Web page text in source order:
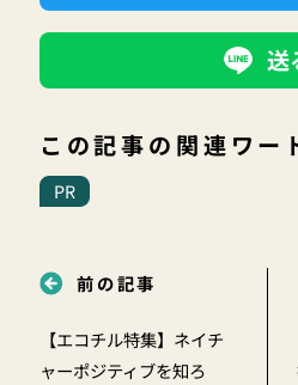
送
この記事の関連ワー
PR
前の記事
【エコチル特集】ネイチ
ャーポジティブを知ろ